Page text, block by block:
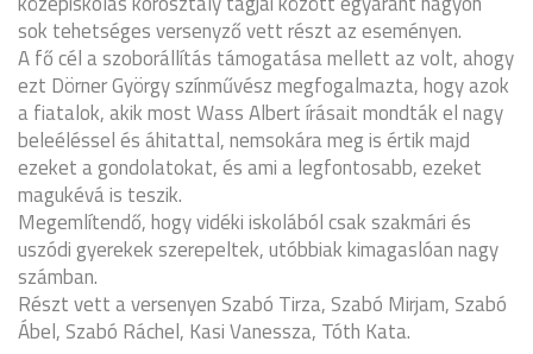
sok tehetséges versenyző vett részt az eseményen.
A fő cél a szoborállítás támogatása mellett az volt, ahogy
ezt Dörner György színművész megfogalmazta, hogy azok
a fiatalok, akik most Wass Albert írásait mondták el nagy
beleéléssel és áhitattal, nemsokára meg is értik majd
ezeket a gondolatokat, és ami a legfontosabb, ezeket
magukévá is teszik.
Megemlítendő, hogy vidéki iskolából csak szakmári és
uszódi gyerekek szerepeltek, utóbbiak kimagaslóan nagy
számban.
Részt vett a versenyen Szabó Tirza, Szabó Mirjam, Szabó
Ábel, Szabó Ráchel, Kasi Vanessza, Tóth Kata.